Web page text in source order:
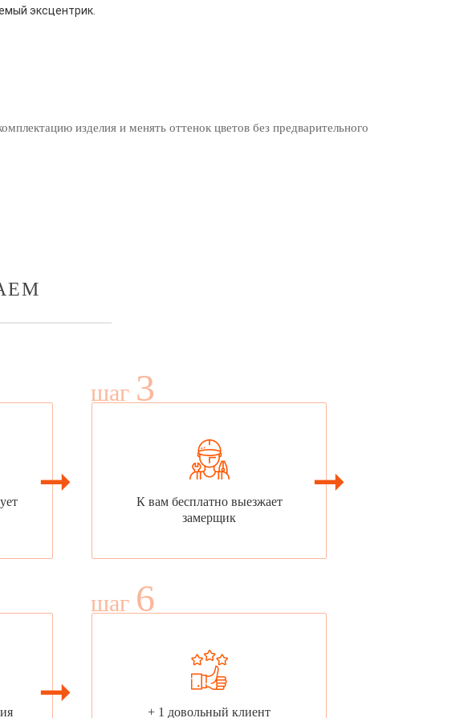
эксцентрик.
изделия и менять оттенок цветов без предварительного
шаг 3
К вам бесплатно выезжает
замерщик
шаг 6
+ 1 довольный клиент